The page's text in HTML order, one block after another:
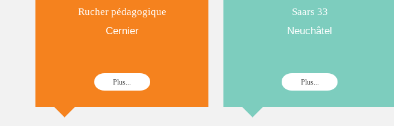
Rucher pédagogique
Cernier
Plus...
Saars 33
Neuchâtel
Plus...